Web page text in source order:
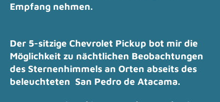
Empfang nehmen.
Der 5-sitzige Chevrolet Pickup bot mir die
Möglichkeit zu nächtlichen Beobachtungen
des Sternenhimmels an Orten abseits des
beleuchteten San Pedro de Atacama.